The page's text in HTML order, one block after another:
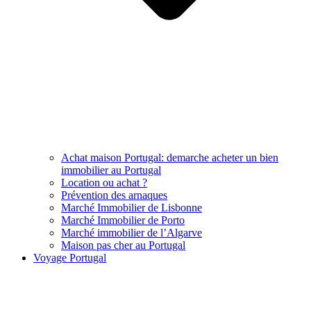
Achat maison Portugal: demarche acheter un bien
immobilier au Portugal
Location ou achat ?
Prévention des arnaques
Marché Immobilier de Lisbonne
Marché Immobilier de Porto
Marché immobilier de l’Algarve
Maison pas cher au Portugal
Voyage Portugal